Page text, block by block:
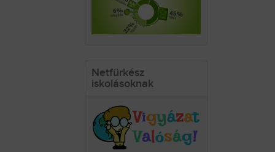
Netfürkész
iskolásoknak